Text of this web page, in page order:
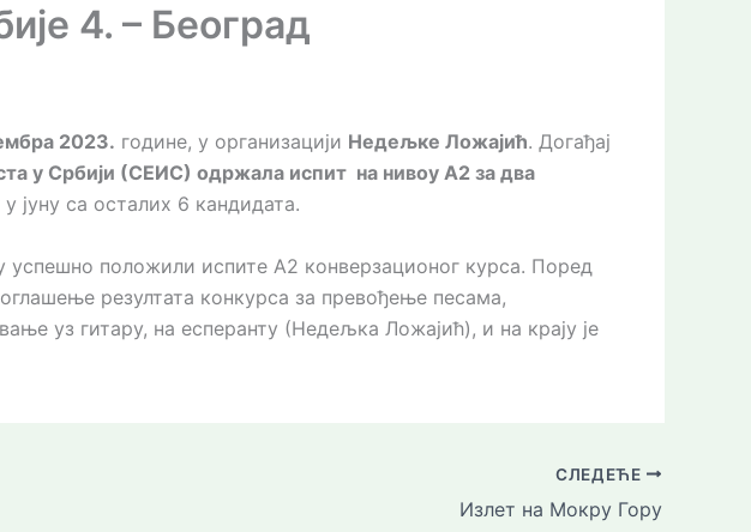
4. – Београд
2023. године, у организацији Недељке Ложајић. Догађај
у Србији (СЕИС) одржала испит на нивоу А2 за два
јуну са осталих 6 кандидата.
успешно положили испите А2 конверзационог курса. Поред
резултата конкурса за превођење песама,
уз гитару, на есперанту (Недељка Ложајић), и на крају је
СЛЕДЕЋЕ
Излет на Мокру Гору